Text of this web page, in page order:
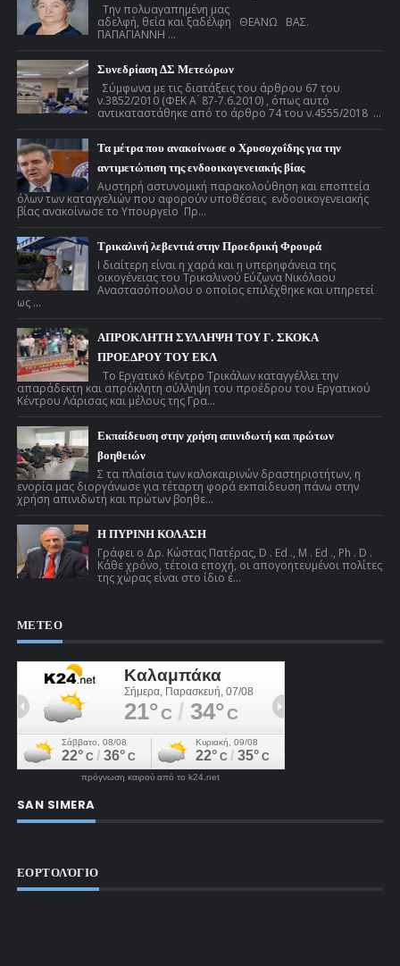
Την πολυαγαπημένη μας
αδελφή, θεία και ξαδέλφη ΘΕΑΝΩ ΒΑΣ.
ΠΑΠΑΓΙΑΝΝΗ ...
Συνεδρίαση ΔΣ Μετεώρων
Σύμφωνα με τις διατάξεις του άρθρου 67 του
ν.3852/2010 (ΦΕΚ Α ́ 87-7.6.2010) , όπως αυτό
αντικαταστάθηκε από το άρθρο 74 του ν.4555/2018 ...
Τα μέτρα που ανακοίνωσε ο Χρυσοχοΐδης για την
αντιμετώπιση της ενδοοικογενειακής βίας
Αυστηρή αστυνομική παρακολούθηση και εποπτεία
όλων των καταγγελιών που αφορούν υποθέσεις ενδοοικογενειακής
βίας ανακοίνωσε το Υπουργείο Πρ...
Τρικαλινή λεβεντιά στην Προεδρική Φρουρά
Ι διαίτερη είναι η χαρά και η υπερηφάνεια της
οικογένειας του Τρικαλινού Εύζωνα Νικόλαου
Αναστασόπουλου ο οποίος επιλέχθηκε και υπηρετεί
ως ...
ΑΠΡΟΚΛΗΤΗ ΣΥΛΛΗΨΗ ΤΟΥ Γ. ΣΚΟΚΑ
ΠΡΟΕΔΡΟΥ ΤΟΥ ΕΚΛ
Το Εργατικό Κέντρο Τρικάλων καταγγέλλει την
απαράδεκτη και απρόκλητη σύλληψη του προέδρου του Εργατικού
Κέντρου Λάρισας και μέλους της Γρα...
Εκπαίδευση στην χρήση απινιδωτή και πρώτων
βοηθειών
Σ τα πλαίσια των καλοκαιρινών δραστηριοτήτων, η
ενορία μας διοργάνωσε για τέταρτη φορά εκπαίδευση πάνω στην
χρήση απινιδωτή και πρώτων βοηθε...
Η ΠΥΡΙΝΗ ΚΟΛΑΣΗ
Γράφει ο Δρ. Κώστας Πατέρας, D . Ed ., M . Ed ., Ph . D .
Κάθε χρόνο, τέτοια εποχή, οι απογοητευμένοι πολίτες
της χώρας είναι στο ίδιο έ...
ΜΕΤΕΟ
πρόγνωση καιρού από το k24.net
SAN SIMERA
ΕΟΡΤΟΛΌΓΙΟ